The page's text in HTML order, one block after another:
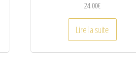
24.00€
Lire la suite